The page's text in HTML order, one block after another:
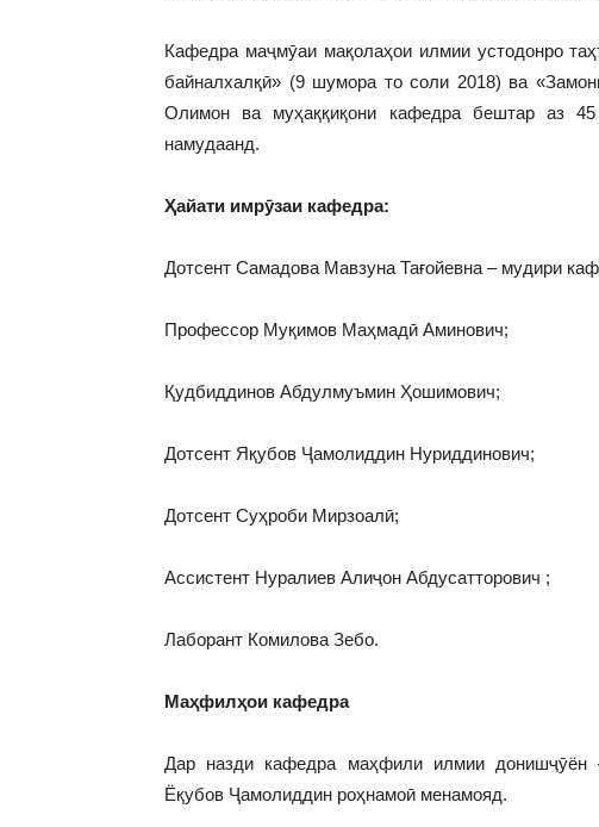
Кафедра маҷмӯаи мақолаҳои илмии устодонро
байналхалқӣ» (9 шумора то соли 2018) ва
Олимон ва муҳаққиқони кафедра бештар аз
намудаанд.
Ҳайати имрӯзаи кафедра:
Дотсент Самадова Мавзуна Тағойевна – мудири
Профессор Муқимов Маҳмадӣ Аминович;
Қудбиддинов Абдулмуъмин Ҳошимович;
Дотсент Яқубов Ҷамолиддин Нуриддинович;
Дотсент Суҳроби Мирзоалӣ;
Ассистент Нуралиев Алиҷон Абдусатторович ;
Лаборант Комилова Зебо.
Маҳфилҳои кафедра
Дар назди кафедра маҳфили илмии
Ёқубов Ҷамолиддин роҳнамоӣ менамояд.